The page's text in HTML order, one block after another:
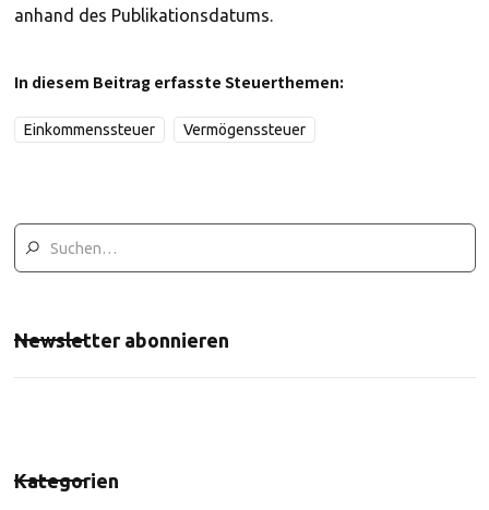
anhand des Publikationsdatums.
In diesem Beitrag erfasste Steuerthemen:
Einkommenssteuer Vermögenssteuer
Newsletter abonnieren
Kategorien